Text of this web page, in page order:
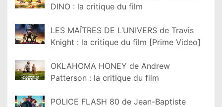
DINO : la critique du film
LES MAÎTRES DE L’UNIVERS de Travis
Knight : la critique du film [Prime Video]
OKLAHOMA HONEY de Andrew
Patterson : la critique du film
POLICE FLASH 80 de Jean-Baptiste